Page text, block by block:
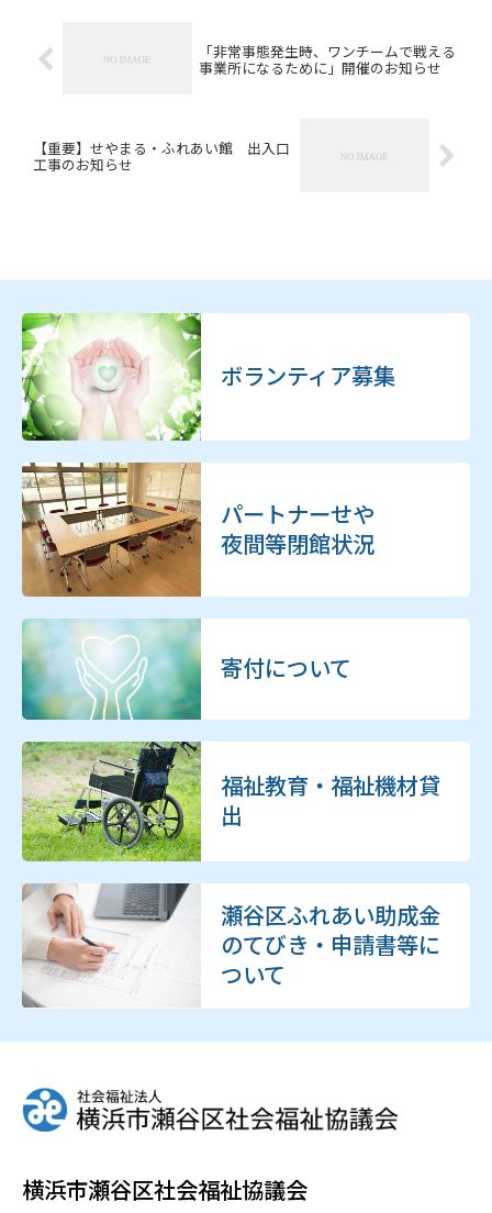
「非常事態発生時、ワンチームで戦える
事業所になるために」開催のお知らせ
【重要】せやまる・ふれあい館 出入口
工事のお知らせ
ボランティア募集
パートナーせや
夜間等閉館状況
寄付について
福祉教育・福祉機材貸
出
瀬谷区ふれあい助成金
のてびき・申請書等に
ついて
横浜市瀬谷区社会福祉協議会